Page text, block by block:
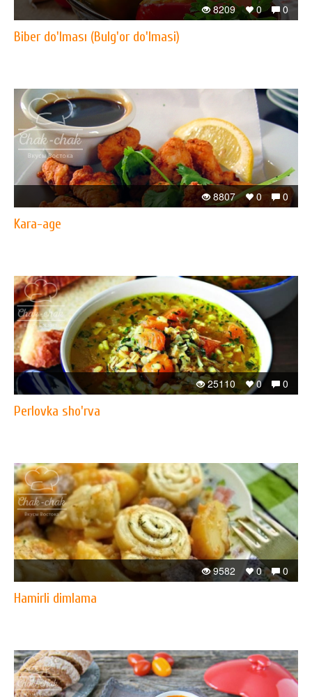
0
0
8209
Biber do'lması (Bulg'or do'lmasi)
0
0
8807
Kara-age
0
0
25110
Perlovka sho'rva
0
0
9582
Hamirli dimlama